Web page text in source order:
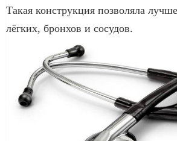
Такая конструкция позволяла
лёгких, бронхов и сосудов.